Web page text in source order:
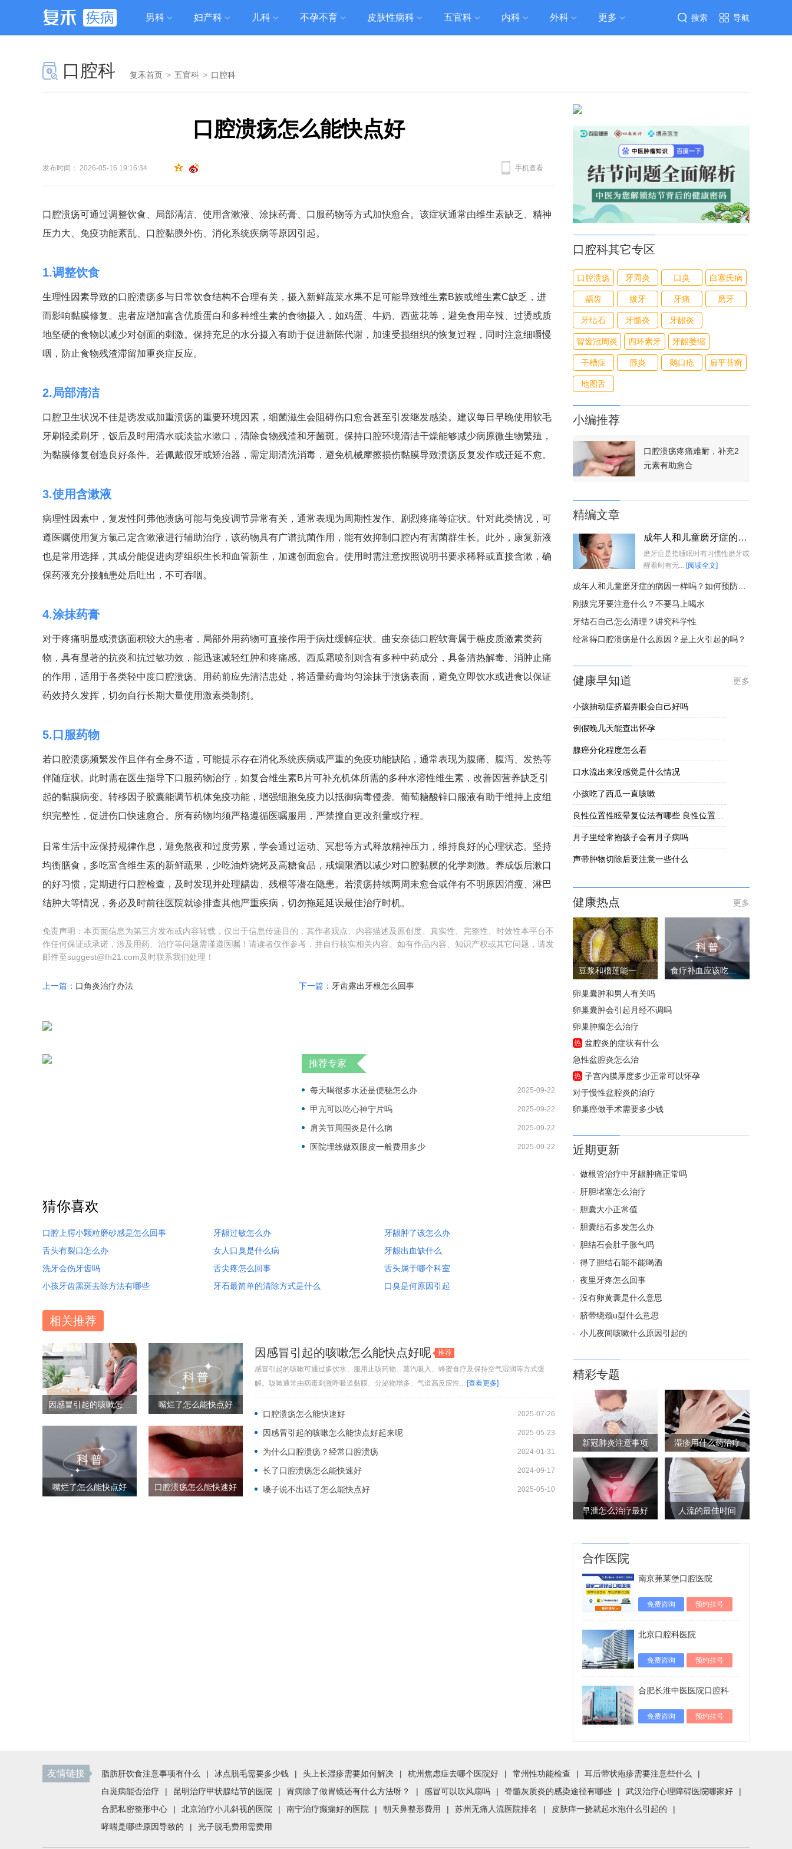
疾病 男科 妇产科 儿科 不孕不育 皮肤性病科 五官科 内科 外科 更多 导航
搜索
口腔科 复禾首页 > 五官科 > 口腔科
口腔溃疡怎么能快点好
发布时间： 2026-05-16 19:16:34 手机查看
口腔溃疡可通过调整饮食、局部清洁、使用含漱液、涂抹药膏、口服药物等方式加快愈合。该症状通常由维生素缺乏、精神
压力大、免疫功能紊乱、口腔黏膜外伤、消化系统疾病等原因引起。
1.调整饮食
生理性因素导致的口腔溃疡多与日常饮食结构不合理有关，摄入新鲜蔬菜水果不足可能导致维生素B族或维生素C缺乏，进
而影响黏膜修复。患者应增加富含优质蛋白和多种维生素的食物摄入，如鸡蛋、牛奶、西蓝花等，避免食用辛辣、过烫或质
地坚硬的食物以减少对创面的刺激。保持充足的水分摄入有助于促进新陈代谢，加速受损组织的恢复过程，同时注意细嚼慢
咽，防止食物残渣滞留加重炎症反应。
2.局部清洁
口腔卫生状况不佳是诱发或加重溃疡的重要环境因素，细菌滋生会阻碍伤口愈合甚至引发继发感染。建议每日早晚使用软毛
牙刷轻柔刷牙，饭后及时用清水或淡盐水漱口，清除食物残渣和牙菌斑。保持口腔环境清洁干燥能够减少病原微生物繁殖，
为黏膜修复创造良好条件。若佩戴假牙或矫治器，需定期清洗消毒，避免机械摩擦损伤黏膜导致溃疡反复发作或迁延不愈。
3.使用含漱液
病理性因素中，复发性阿弗他溃疡可能与免疫调节异常有关，通常表现为周期性发作、剧烈疼痛等症状。针对此类情况，可
遵医嘱使用复方氯己定含漱液进行辅助治疗，该药物具有广谱抗菌作用，能有效抑制口腔内有害菌群生长。此外，康复新液
也是常用选择，其成分能促进肉芽组织生长和血管新生，加速创面愈合。使用时需注意按照说明书要求稀释或直接含漱，确
保药液充分接触患处后吐出，不可吞咽。
4.涂抹药膏
对于疼痛明显或溃疡面积较大的患者，局部外用药物可直接作用于病灶缓解症状。曲安奈德口腔软膏属于糖皮质激素类药
物，具有显著的抗炎和抗过敏功效，能迅速减轻红肿和疼痛感。西瓜霜喷剂则含有多种中药成分，具备清热解毒、消肿止痛
的作用，适用于各类轻中度口腔溃疡。用药前应先清洁患处，将适量药膏均匀涂抹于溃疡表面，避免立即饮水或进食以保证
药效持久发挥，切勿自行长期大量使用激素类制剂。
5.口服药物
若口腔溃疡频繁发作且伴有全身不适，可能提示存在消化系统疾病或严重的免疫功能缺陷，通常表现为腹痛、腹泻、发热等
伴随症状。此时需在医生指导下口服药物治疗，如复合维生素B片可补充机体所需的多种水溶性维生素，改善因营养缺乏引
起的黏膜病变。转移因子胶囊能调节机体免疫功能，增强细胞免疫力以抵御病毒侵袭。葡萄糖酸锌口服液有助于维持上皮组
织完整性，促进伤口快速愈合。所有药物均须严格遵循医嘱服用，严禁擅自更改剂量或疗程。
日常生活中应保持规律作息，避免熬夜和过度劳累，学会通过运动、冥想等方式释放精神压力，维持良好的心理状态。坚持
均衡膳食，多吃富含维生素的新鲜蔬果，少吃油炸烧烤及高糖食品，戒烟限酒以减少对口腔黏膜的化学刺激。养成饭后漱口
的好习惯，定期进行口腔检查，及时发现并处理龋齿、残根等潜在隐患。若溃疡持续两周未愈合或伴有不明原因消瘦、淋巴
结肿大等情况，务必及时前往医院就诊排查其他严重疾病，切勿拖延延误最佳治疗时机。
免责声明：本页面信息为第三方发布或内容转载，仅出于信息传递目的，其作者观点、内容描述及原创度、真实性、完整性、时效性本平台不
作任何保证或承诺，涉及用药、治疗等问题需谨遵医嘱！请读者仅作参考，并自行核实相关内容。如有作品内容、知识产权或其它问题，请发
邮件至suggest@fh21.com及时联系我们处理！
上一篇： 口角炎治疗办法 下一篇： 牙齿露出牙根怎么回事
推荐专家
每天喝很多水还是便秘怎么办 2025-09-22
甲亢可以吃心神宁片吗 2025-09-22
肩关节周围炎是什么病 2025-09-22
医院埋线做双眼皮一般费用多少 2025-09-22
猜你喜欢
口腔上腭小颗粒磨砂感是怎么回事 牙龈过敏怎么办
牙龈肿了该怎么办
舌头有裂口怎么办
女人口臭是什么病
牙龈出血缺什么
洗牙会伤牙齿吗
舌尖疼怎么回事
舌头属于哪个科室
小孩牙齿黑斑去除方法有哪些
牙石最简单的清除方式是什么 口臭是何原因引起
相关推荐
因感冒引起的咳嗽怎么能快点好 嘴烂了怎么能快点好
嘴烂了怎么能快点好 口腔溃疡怎么能快速好
因感冒引起的咳嗽怎么能快点好呢
推荐
感冒引起的咳嗽可通过多饮水、服用止咳药物、蒸汽吸入、蜂蜜食疗及保持空气湿润等方式缓
解。咳嗽通常由病毒刺激呼吸道黏膜、分泌物增多、气道高反应性... [查看更多]
口腔溃疡怎么能快速好 2025-07-26
因感冒引起的咳嗽怎么能快点好起来呢 2025-05-23
为什么口腔溃疡？经常口腔溃疡 2024-01-31
长了口腔溃疡怎么能快速好 2024-09-17
嗓子说不出话了怎么能快点好 2025-05-10
口腔科其它专区
口腔溃疡 牙周炎 口臭 白塞氏病
龋齿 拔牙 牙痛 磨牙
牙结石 牙髓炎 牙龈炎
智齿冠周炎 四环素牙 牙龈萎缩
干槽症 唇炎 鹅口疮 扁平苔癣
地图舌
小编推荐
口腔溃疡疼痛难耐，补充2
元素有助愈合
精编文章
成年人和儿童磨牙症的病因一样吗？如何预防磨牙症的发生？
磨牙症是指睡眠时有习惯性磨牙或
醒着时有无... [阅读全文]
成年人和儿童磨牙症的病因一样吗？如何预防磨牙症的发生？
刚拔完牙要注意什么？不要马上喝水
牙结石自己怎么清理？讲究科学性
经常得口腔溃疡是什么原因？是上火引起的吗？
健康早知道 更多
小孩抽动症挤眉弄眼会自己好吗
例假晚几天能查出怀孕
腺癌分化程度怎么看
口水流出来没感觉是什么情况
小孩吃了西瓜一直咳嗽
良性位置性眩晕复位法有哪些 良性位置性眩晕要怎么办
月子里经常抱孩子会有月子病吗
声带肿物切除后要注意一些什么
健康热点 更多
豆浆和榴莲能一起吃吗 食疗补血应该吃些什么
卵巢囊肿和男人有关吗
卵巢囊肿会引起月经不调吗
卵巢肿瘤怎么治疗
热 盆腔炎的症状有什么
急性盆腔炎怎么治
热 子宫内膜厚度多少正常可以怀孕
对于慢性盆腔炎的治疗
卵巢癌做手术需要多少钱
近期更新
做根管治疗中牙龈肿痛正常吗
肝胆堵塞怎么治疗
胆囊大小正常值
胆囊结石多发怎么办
胆结石会肚子胀气吗
得了胆结石能不能喝酒
夜里牙疼怎么回事
没有卵黄囊是什么意思
脐带绕颈u型什么意思
小儿夜间咳嗽什么原因引起的
精彩专题
新冠肺炎注意事项 湿疹用什么药治疗
早泄怎么治疗最好 人流的最佳时间
合作医院
南京茀莱堡口腔医院
免费咨询 预约挂号
北京口腔科医院
免费咨询 预约挂号
合肥长淮中医医院口腔科
免费咨询 预约挂号
友情链接 脂肪肝饮食注意事项有什么 | 冰点脱毛需要多少钱 | 头上长湿疹需要如何解决 | 杭州焦虑症去哪个医院好 | 常州性功能检查 | 耳后带状疱疹需要注意些什么
|
白斑病能否治疗
| 昆明治疗甲状腺结节的医院 | 胃病除了做胃镜还有什么方法呀？ | 感冒可以吹风扇吗 | 脊髓灰质炎的感染途径有哪些 | 武汉治疗心理障碍医院哪家好
|
合肥私密整形中心
| 北京治疗小儿斜视的医院 | 南宁治疗癫痫好的医院 | 朝天鼻整形费用 | 苏州无痛人流医院排名 | 皮肤痒一挠就起水泡什么引起的
|
哮喘是哪些原因导致的
| 光子脱毛费用需费用